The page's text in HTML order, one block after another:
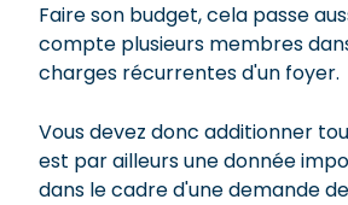
Faire son budget, cela passe
compte plusieurs membres
charges récurrentes d'un foyer.
Vous devez donc additionner
est par ailleurs une donnée
dans le cadre d'une demande